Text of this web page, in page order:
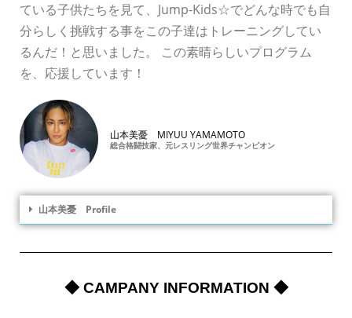
ている子供たちを見て、Jump-Kids☆でどんな時でも自
分らしく挑戦する事をこの子達はトレーニングしてい
るんだ！と思いました。 この素晴らしいプログラム
を、応援しています！
山本美憂 MIYUU YAMAMOTO
総合格闘技家、元レスリング世界チャンピオン
山本美憂 Profile
◆ CAMPANY INFORMATION ◆